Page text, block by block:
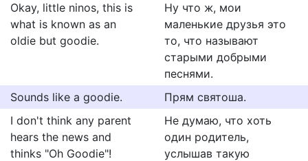
Okay, little ninos, this is
what is known as an
oldie but goodie.
Ну что ж, мои
маленькие друзья это
то, что называют
старыми добрыми
песнями.
Sounds like a goodie.
Прям святоша.
I don't think any parent
hears the news and
thinks "Oh Goodie"!
Не думаю, что хоть
один родитель,
услышав такую